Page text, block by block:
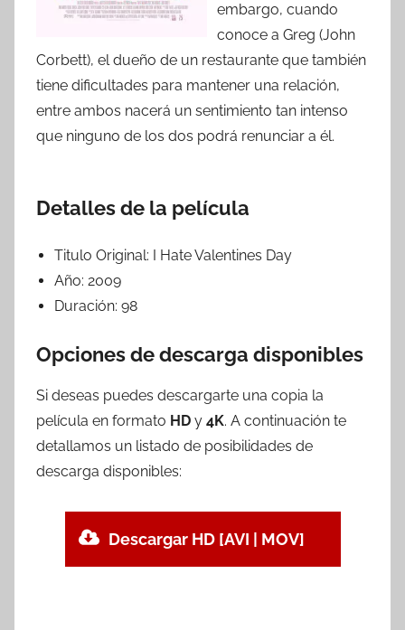
embargo, cuando
conoce a Greg (John
Corbett), el dueño de un restaurante que también
tiene dificultades para mantener una relación,
entre ambos nacerá un sentimiento tan intenso
que ninguno de los dos podrá renunciar a él.
Detalles de la película
Titulo Original:
I Hate Valentines Day
Año: 2009
Duración: 98
Opciones de descarga disponibles
Si deseas puedes descargarte una copia la
película en formato HD y 4K. A continuación te
detallamos un listado de posibilidades de
descarga disponibles:
Descargar HD [AVI | MOV]